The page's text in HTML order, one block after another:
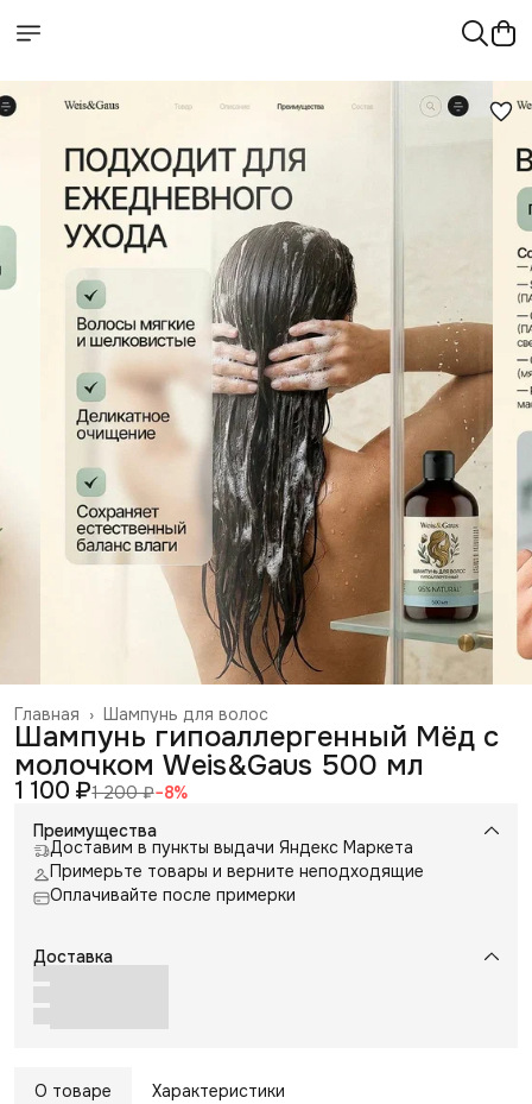
Шампунь для волос
Главная ›
Шампунь гипоаллергенный Мёд с
молочком Weis&Gaus 500 мл
1 100 ₽1 200 ₽−8%
Преимущества
Доставим в пункты выдачи Яндекс Маркета
Примерьте товары и верните неподходящие
Оплачивайте после примерки
Доставка
О товаре Характеристики